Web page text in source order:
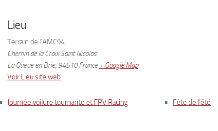
Lieu
Terrain de l’AMC94
Chemin de la Croix Saint Nicolas
La Queue en Brie, 94510 France + Google Map
Voir Lieu site web
Journée voilure tournante et FPV Racing Fête de l’été